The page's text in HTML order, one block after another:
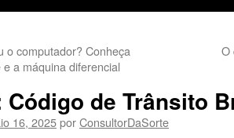
o computador? Conheça
a máquina diferencial
O
Código de Trânsito
16, 2025porConsultorDaSorte